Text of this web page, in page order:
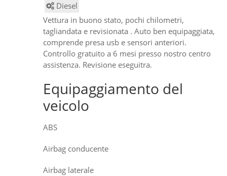
Diesel
Vettura in buono stato, pochi chilometri,
tagliandata e revisionata . Auto ben equipaggiata,
comprende presa usb e sensori anteriori.
Controllo gratuito a 6 mesi presso nostro centro
assistenza. Revisione eseguitra.
Equipaggiamento del
veicolo
ABS
Airbag conducente
Airbag laterale